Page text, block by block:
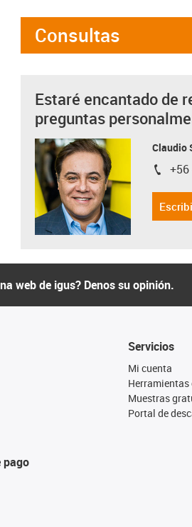
Consultas
Estaré encantado de
preguntas
Claudio
igus-+56
web de igus? Denos su opinión.
pago
Servicios
Mi cuenta
Herramientas
Muestras
Portal de